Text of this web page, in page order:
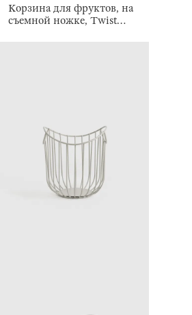
Корзина для фруктов, на
съемной ножке, Twist